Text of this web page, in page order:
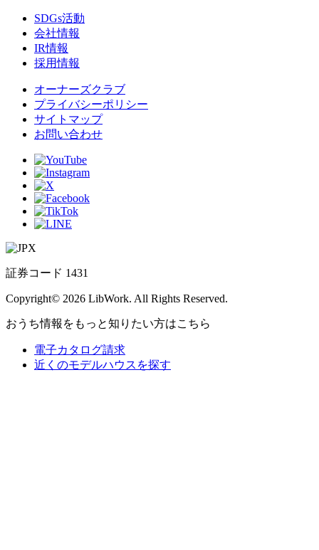
SDGs活動
会社情報
IR情報
採用情報
オーナーズクラブ
プライバシーポリシー
サイトマップ
お問い合わせ
証券コード 1431
Copyright© 2026 LibWork. All Rights Reserved.
おうち情報をもっと知りたい方はこちら
電子カタログ請求
近くのモデルハウスを探す